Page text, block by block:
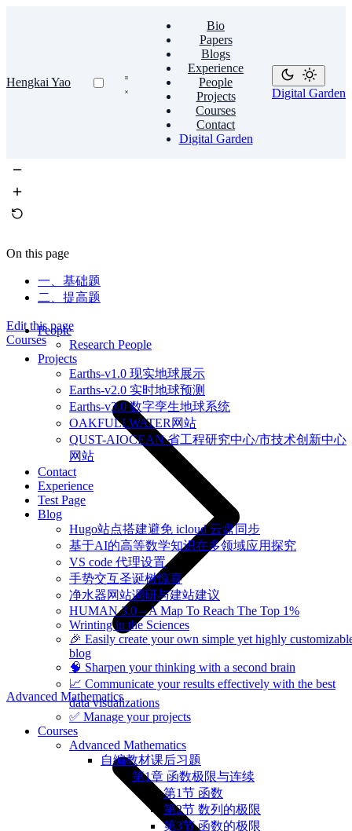
Hengkai Yao
Bio
Papers
Blogs
Experience
People
Projects
Courses
Contact
Digital Garden
Digital Garden
People
Research People
Projects
Earths-v1.0 现实地球展示
Earths-v2.0 实时地球预测
Earths-v3.0 数字孪生地球系统
OAKFULLWATER网站
QUST-AIOCEAN 省工程研究中心/市技术创新中心
网站
Contact
Experience
Test Page
Blog
Hugo站点搭建避免 icloud 云盘同步
基于AI的高等数学知识在多领域应用探究
VS code 代理设置
手势交互圣诞树惊喜
净水器网站调研与建站建议
HUMAN 3.0 – A Map To Reach The Top 1%
Wrinting in the Sciences
🎉 Easily create your own simple yet highly
blog
🧠 Sharpen your thinking with a second brain
📈 Communicate your results effectively with the best
data visualizations
✅ Manage your projects
Courses
Advanced Mathematics
自编教材课后习题
第1章 函数极限与连续
第1节 函数
第2节 数列的极限
第3节 函数的极限
On this page
一、基础题
二、提高题
Edit this page
Courses
Advanced Mathematics